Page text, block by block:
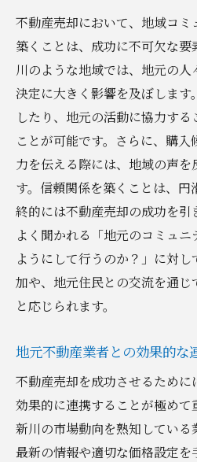
今後の不動産市場の
専門家による不動産
地域の不動産需要と
地元の優位性を活かした
地域の強みを把握す
地元顧客のニーズを
マーケティングで地
地域イベントを活用
地域密着型サービス
顧客の信頼を得るた
効率的かつ効果的に進め
新川での不動産売却
タイムラインの設定と
プロジェクト管理ツ
コスト管理と費用削
短期間での売却を実
不動産売却において、地域コミ
築くことは、成功に不可欠な
川のような地域では、地元の
決定に大きく影響を及ぼします
したり、地元の活動に協力す
ことが可能です。さらに、購
力を伝える際には、地域の声
す。信頼関係を築くことは、
終的には不動産売却の成功を引
よく聞かれる「地元のコミュ
ようにして行うのか？」に対
加や、地元住民との交流を通じ
と応じられます。
地元不動産業者との効果的な
不動産売却を成功させるために
効果的に連携することが極め
新川の市場動向を熟知している
最新の情報や適切な価格設定を